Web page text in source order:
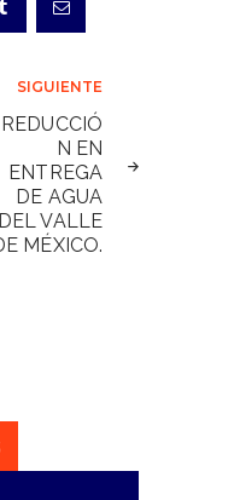
SIGUIENTE
REDUCCIÓ
N EN
ENTREGA
DE AGUA
DEL VALLE
MÉXICO.